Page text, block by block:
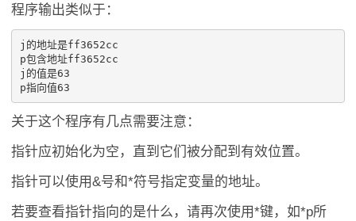
程序输出类似于：
j的地址是ff3652cc
p包含地址ff3652cc
j的值是63
关于这个程序有几点需要注意：
指针应初始化为空，直到它们被分配到有效位置。
指针可以使用&号和*符号指定变量的地址。
若要查看指针指向的是什么，请再次使用*键，如*p所